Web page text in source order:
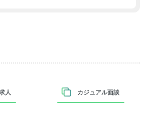
人 カジュアル面談